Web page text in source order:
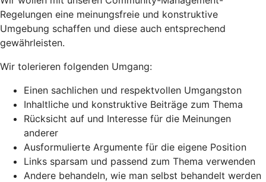
Regelungen eine meinungsfreie und konstruktive
Umgebung schaffen und diese auch entsprechend
gewährleisten.
Wir tolerieren folgenden Umgang:
Einen sachlichen und respektvollen Umgangston
Inhaltliche und konstruktive Beiträge zum Thema
Rücksicht auf und Interesse für die Meinungen
anderer
Ausformulierte Argumente für die eigene Position
Links sparsam und passend zum Thema verwenden
Andere behandeln, wie man selbst behandelt werden